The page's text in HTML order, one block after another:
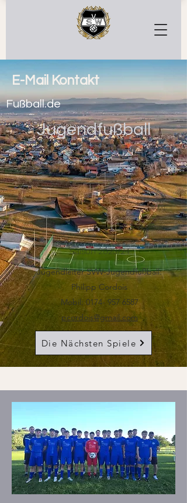
E-Mail Kontakt
Fußball.de
Jugendfußball
Saison 2023/24
Jugendleiter SVW-Jugendfußball:
Philipp Cordois
Mobil:0174- 957 6587
pcordois@gmail.com
Die Nächsten Spiele